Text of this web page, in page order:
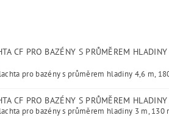
CF PRO BAZÉNY S PRŮMĚREM
pro bazény s průměrem hladiny 4,6 m,
CF PRO BAZÉNY S PRŮMĚREM
pro bazény s průměrem hladiny 3 m, 130